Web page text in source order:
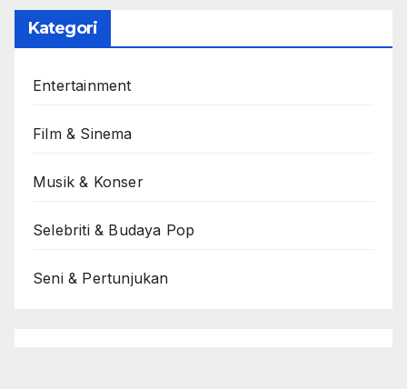
Kategori
Entertainment
Film & Sinema
Musik & Konser
Selebriti & Budaya Pop
Seni & Pertunjukan